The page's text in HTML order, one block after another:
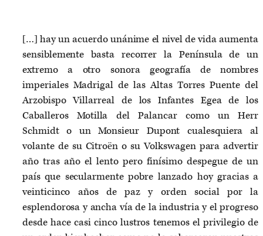
[…] hay un acuerdo unánime el nivel de vida aumenta
sensiblemente basta recorrer la Península de un
extremo a otro sonora geografía de nombres
imperiales Madrigal de las Altas Torres Puente del
Arzobispo Villarreal de los Infantes Egea de los
Caballeros Motilla del Palancar como un Herr
Schmidt o un Monsieur Dupont cualesquiera al
volante de su Citroën o su Volkswagen para advertir
año tras año el lento pero finísimo despegue de un
país que secularmente pobre lanzado hoy gracias a
veinticinco años de paz y orden social por la
esplendorosa y ancha vía de la industria y el progreso
desde hace casi cinco lustros tenemos el privilegio de